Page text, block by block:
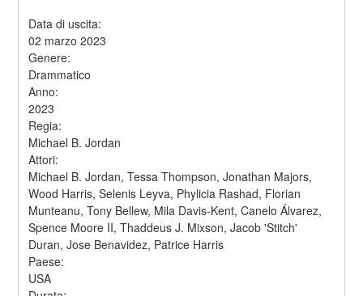
Data di uscita:
02 marzo 2023
Genere:
Drammatico
Anno:
2023
Regia:
Michael B. Jordan
Attori:
Michael B. Jordan, Tessa Thompson, Jonathan Majors,
Wood Harris, Selenis Leyva, Phylicia Rashad, Florian
Munteanu, Tony Bellew, Mila Davis-Kent, Canelo Álvarez,
Spence Moore II, Thaddeus J. Mixson, Jacob 'Stitch'
Duran, Jose Benavidez, Patrice Harris
Paese:
USA